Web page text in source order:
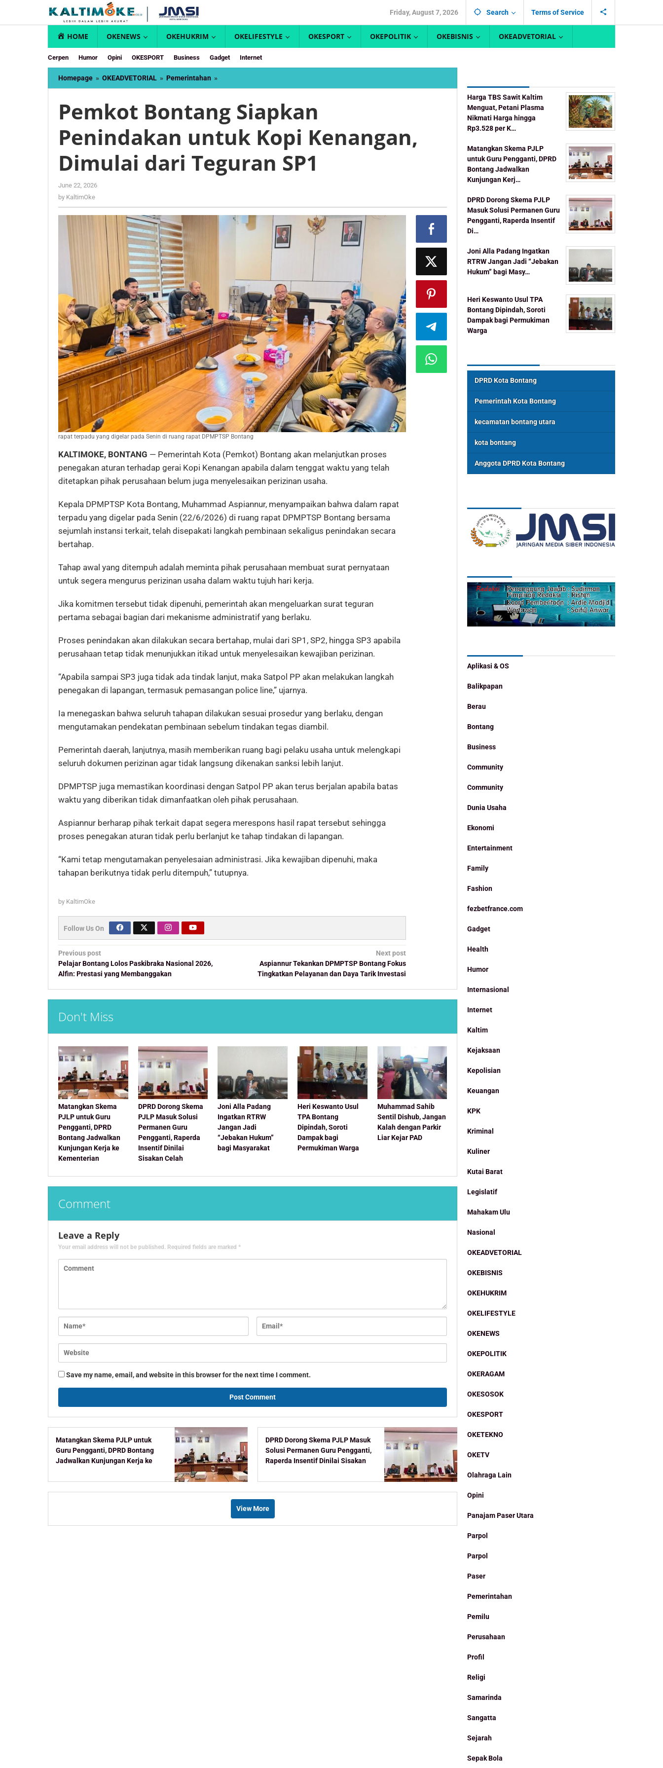
content
Friday, August 7, 2026 Search Terms of Service
HOME OKENEWS OKEHUKRIM OKELIFESTYLE OKESPORT OKEPOLITIK OKEBISNIS OKEADVETORIAL
Cerpen Humor Opini OKESPORT Business Gadget Internet
Homepage » OKEADVETORIAL » Pemerintahan »
Bontang
Penindakan
untuk
Kenangan,
dari
Teguran
Pemkot Bontang Siapkan
Penindakan untuk Kopi Kenangan,
Dimulai dari Teguran SP1
June 22, 2026
by KaltimOke
rapat terpadu yang digelar pada Senin di ruang rapat DPMPTSP Bontang
KALTIMOKE, BONTANG — Pemerintah Kota (Pemkot) Bontang akan melanjutkan proses
penegakan aturan terhadap gerai Kopi Kenangan apabila dalam tenggat waktu yang telah
ditetapkan pihak perusahaan belum juga menyelesaikan perizinan usaha.
Kepala DPMPTSP Kota Bontang, Muhammad Aspiannur, menyampaikan bahwa dalam rapat
terpadu yang digelar pada Senin (22/6/2026) di ruang rapat DPMPTSP Bontang bersama
sejumlah instansi terkait, telah disepakati langkah pembinaan sekaligus penindakan secara
bertahap.
Tahap awal yang ditempuh adalah meminta pihak perusahaan membuat surat pernyataan
untuk segera mengurus perizinan usaha dalam waktu tujuh hari kerja.
Jika komitmen tersebut tidak dipenuhi, pemerintah akan mengeluarkan surat teguran
pertama sebagai bagian dari mekanisme administratif yang berlaku.
Proses penindakan akan dilakukan secara bertahap, mulai dari SP1, SP2, hingga SP3 apabila
perusahaan tetap tidak menunjukkan itikad untuk menyelesaikan kewajiban perizinan.
“Apabila sampai SP3 juga tidak ada tindak lanjut, maka Satpol PP akan melakukan langkah
penegakan di lapangan, termasuk pemasangan police line,” ujarnya.
Ia menegaskan bahwa seluruh tahapan dilakukan sesuai prosedur yang berlaku, dengan
mengutamakan pendekatan pembinaan sebelum tindakan tegas diambil.
Pemerintah daerah, lanjutnya, masih memberikan ruang bagi pelaku usaha untuk melengkapi
seluruh dokumen perizinan agar tidak langsung dikenakan sanksi lebih lanjut.
DPMPTSP juga memastikan koordinasi dengan Satpol PP akan terus berjalan apabila batas
waktu yang diberikan tidak dimanfaatkan oleh pihak perusahaan.
Aspiannur berharap pihak terkait dapat segera merespons hasil rapat tersebut sehingga
proses penegakan aturan tidak perlu berlanjut ke tahap tindakan di lapangan.
“Kami tetap mengutamakan penyelesaian administrasi. Jika kewajiban dipenuhi, maka
tahapan berikutnya tidak perlu ditempuh,” tutupnya.
by KaltimOke
Follow Us On
Post
navigation
Previous post
Pelajar Bontang Lolos Paskibraka Nasional 2026,
Alfin: Prestasi yang Membanggakan
Next post
Aspiannur Tekankan DPMPTSP Bontang Fokus
Tingkatkan Pelayanan dan Daya Tarik Investasi
Don't Miss
Matangkan Skema
PJLP untuk Guru
Pengganti, DPRD
Bontang Jadwalkan
Kunjungan Kerja ke
Kementerian
DPRD Dorong Skema
PJLP Masuk Solusi
Permanen Guru
Pengganti, Raperda
Insentif Dinilai
Sisakan Celah
Joni Alla Padang
Ingatkan RTRW
Jangan Jadi
“Jebakan Hukum”
bagi Masyarakat
Heri Keswanto Usul
TPA Bontang
Dipindah, Soroti
Dampak bagi
Permukiman Warga
Muhammad Sahib
Sentil Dishub, Jangan
Kalah dengan Parkir
Liar Kejar PAD
Comment
Leave a Reply
Your email address will not be published. Required fields are marked *
Save my name, email, and website in this browser for the next time I comment.
Matangkan Skema PJLP untuk
Guru Pengganti, DPRD Bontang
Jadwalkan Kunjungan Kerja ke
DPRD Dorong Skema PJLP Masuk
Solusi Permanen Guru Pengganti,
Raperda Insentif Dinilai Sisakan
View More
Harga TBS Sawit Kaltim
Menguat, Petani Plasma
Nikmati Harga hingga
Rp3.528 per K…
Matangkan Skema PJLP
untuk Guru Pengganti, DPRD
Bontang Jadwalkan
Kunjungan Kerj…
DPRD Dorong Skema PJLP
Masuk Solusi Permanen Guru
Pengganti, Raperda Insentif
Di…
Joni Alla Padang Ingatkan
RTRW Jangan Jadi “Jebakan
Hukum” bagi Masy…
Heri Keswanto Usul TPA
Bontang Dipindah, Soroti
Dampak bagi Permukiman
Warga
DPRD Kota Bontang
Pemerintah Kota Bontang
kecamatan bontang utara
kota bontang
Anggota DPRD Kota Bontang
Aplikasi & OS
Balikpapan
Berau
Bontang
Business
Community
Community
Dunia Usaha
Ekonomi
Entertainment
Family
Fashion
fezbetfrance.com
Gadget
Health
Humor
Internasional
Internet
Kaltim
Kejaksaan
Kepolisian
Keuangan
KPK
Kriminal
Kuliner
Kutai Barat
Legislatif
Mahakam Ulu
Nasional
OKEADVETORIAL
OKEBISNIS
OKEHUKRIM
OKELIFESTYLE
OKENEWS
OKEPOLITIK
OKERAGAM
OKESOSOK
OKESPORT
OKETEKNO
OKETV
Olahraga Lain
Opini
Panajam Paser Utara
Parpol
Parpol
Paser
Pemerintahan
Pemilu
Perusahaan
Profil
Religi
Samarinda
Sangatta
Sejarah
Sepak Bola